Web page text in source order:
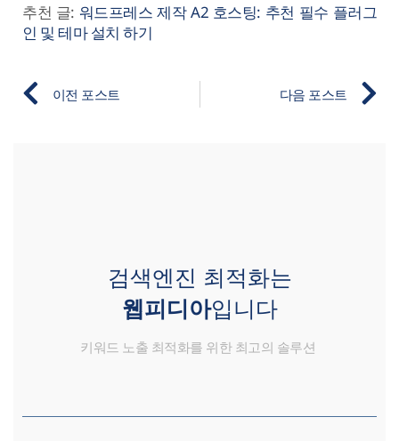
추천 글: 워드프레스 제작 A2 호스팅: 추천 필수 플러그
인 및 테마 설치 하기
이전 포스트 다음 포스트
검색엔진 최적화는
웹피디아입니다
키워드 노출 최적화를 위한 최고의 솔루션